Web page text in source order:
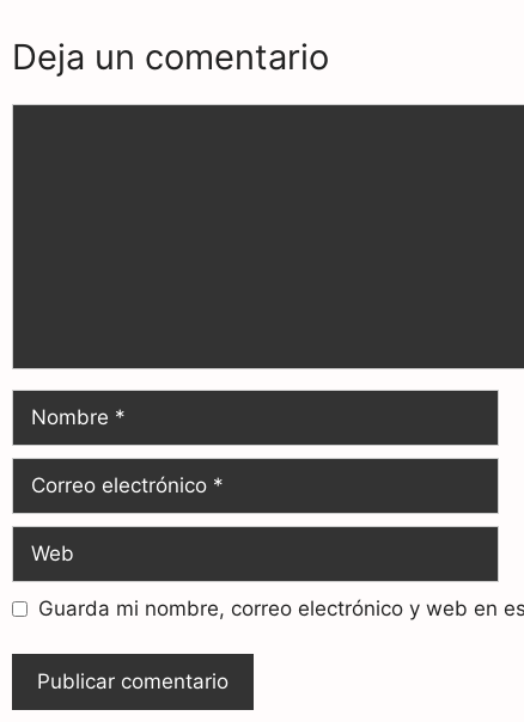
k
m
p
Deja un comentario
Guarda mi nombre, correo electrónico y web en